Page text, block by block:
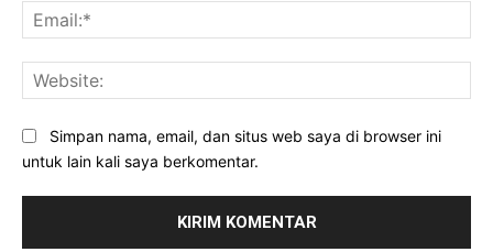
Simpan nama, email, dan situs web saya di browser ini
untuk lain kali saya berkomentar.